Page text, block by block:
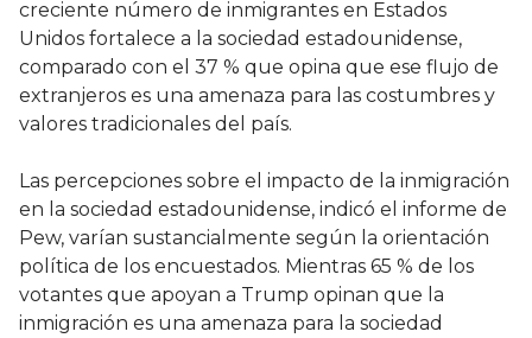
creciente número de inmigrantes en Estados
Unidos fortalece a la sociedad estadounidense,
comparado con el 37 % que opina que ese flujo de
extranjeros es una amenaza para las costumbres y
valores tradicionales del país.
Las percepciones sobre el impacto de la inmigración
en la sociedad estadounidense, indicó el informe de
Pew, varían sustancialmente según la orientación
política de los encuestados. Mientras 65 % de los
votantes que apoyan a Trump opinan que la
inmigración es una amenaza para la sociedad